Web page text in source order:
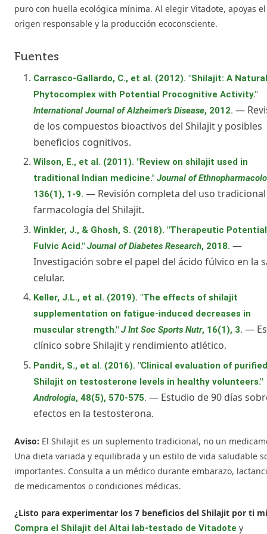
puro con huella ecológica mínima. Al elegir Vitadote, apoyas el
origen responsable y la producción ecoconsciente.
Fuentes
Carrasco-Gallardo, C., et al. (2012). "Shilajit: A Natural
Phytocomplex with Potential Procognitive Activity."
International Journal of Alzheimer's Disease, 2012. —
de los compuestos bioactivos del Shilajit y posibles
beneficios cognitivos.
Wilson, E., et al. (2011). "Review on shilajit used in
traditional Indian medicine." Journal of
136(1), 1-9. — Revisión completa del uso
farmacología del Shilajit.
Winkler, J., & Ghosh, S. (2018). "Therapeutic
Fulvic Acid." Journal of Diabetes Research, 2018. —
Investigación sobre el papel del ácido fúlvico en la
celular.
Keller, J.L., et al. (2019). "The effects of shilajit
supplementation on fatigue-induced decreases in
muscular strength." J Int Soc Sports Nutr, 16(1), 3. —
clínico sobre Shilajit y rendimiento atlético.
Pandit, S., et al. (2016). "Clinical evaluation of purified
Shilajit on testosterone levels in healthy volunteers."
Andrologia, 48(5), 570-575. — Estudio de 90 días
efectos en la testosterona.
Aviso: El Shilajit es un suplemento tradicional, no un
Una dieta variada y equilibrada y un estilo de vida saludable
importantes. Consulta a un médico durante embarazo,
de medicamentos o condiciones médicas.
¿Listo para experimentar los 7 beneficios del Shilajit por ti
Compra el Shilajit del Altai lab-testado de Vitadote y